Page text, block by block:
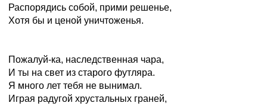
Распорядись собой, прими решенье,
Хотя бы и ценой уничтоженья.
Пожалуй-ка, наследственная чара,
И ты на свет из старого футляра.
Я много лет тебя не вынимал.
Играя радугой хрустальных граней,